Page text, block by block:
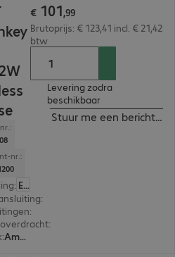
nr.:
: Europa
:
:
:
: Ambidextrous
€ 101,99
Brutoprijs: € 123,41 incl. € 21,42
btw
Levering zodra
beschikbaar
Stuur me een bericht